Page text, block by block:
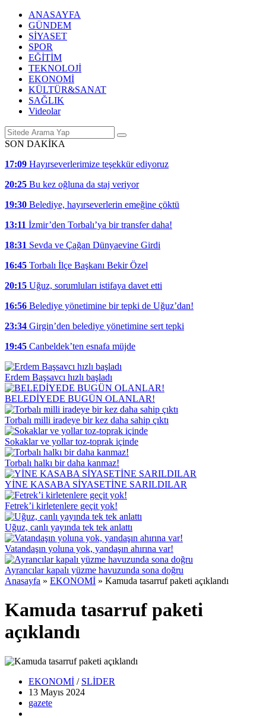
ANASAYFA
GÜNDEM
SİYASET
SPOR
EĞİTİM
TEKNOLOJİ
EKONOMİ
KÜLTÜR&SANAT
SAĞLIK
Videolar
SON DAKİKA
17:09 Hayırseverlerimize teşekkür ediyoruz
20:25 Bu kez oğluna da staj veriyor
19:30 Belediye, hayırseverlerin emeğine çöktü
13:11 İzmir’den Torbalı’ya bir transfer daha!
18:31 Sevda ve Çağan Dünyaevine Girdi
16:45 Torbalı İlçe Başkanı Bekir Özel
20:15 Uğuz, sorumluları istifaya davet etti
16:56 Belediye yönetimine bir tepki de Uğuz’dan!
23:34 Girgin’den belediye yönetimine sert tepki
19:45 Canbeldek’ten esnafa müjde
Erdem Başsavcı hızlı başladı
BELEDİYEDE BUGÜN OLANLAR!
Torbalı milli iradeye bir kez daha sahip çıktı
Sokaklar ve yollar toz-toprak içinde
Torbalı halkı bir daha kanmaz!
YİNE KASABA SİYASETİNE SARILDILAR
Fetrek’i kirletenlere geçit yok!
Uğuz, canlı yayında tek tek anlattı
Vatandaşın yoluna yok, yandaşın ahırına var!
Ayrancılar kapalı yüzme havuzunda sona doğru
Anasayfa » EKONOMİ » Kamuda tasarruf paketi açıklandı
Kamuda tasarruf paketi
açıklandı
EKONOMİ / SLİDER
13 Mayıs 2024
gazete